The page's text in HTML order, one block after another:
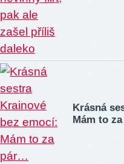
Krásná
Mám to